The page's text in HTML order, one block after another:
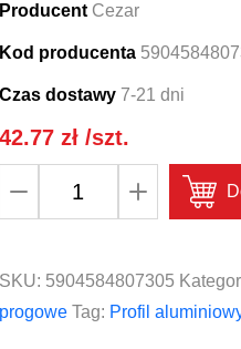
Producent Cezar
Kod producenta
Czas dostawy 7-21 dni
42.77 zł/szt.
paneli
SKU: 5904584807305
progowe Tag: Profil